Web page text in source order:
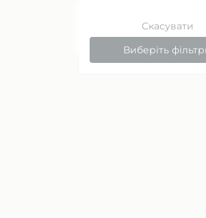
Скасувати
Виберіть